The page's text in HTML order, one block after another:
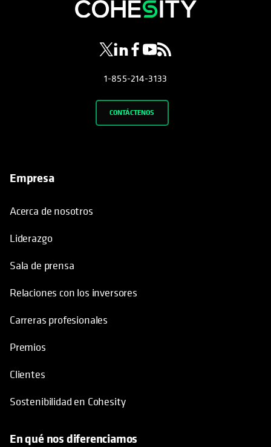
se abre en una pestaña nueva
se abre en una pestaña nueva
se abre en una pestaña nueva
se abre en una pestaña
se abre en una pestaña
1-855-214-3133
CONTÁCTENOS
Empresa
Acerca de nosotros
Liderazgo
Sala de prensa
Relaciones con los inversores
Carreras profesionales
Premios
Clientes
Sostenibilidad en Cohesity
En qué nos diferenciamos